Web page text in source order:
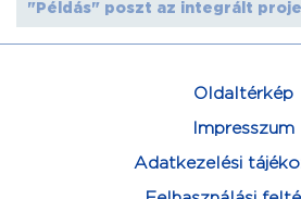
"Példás" poszt az integrált
Oldaltérkép
Impresszum
Adatkezelési